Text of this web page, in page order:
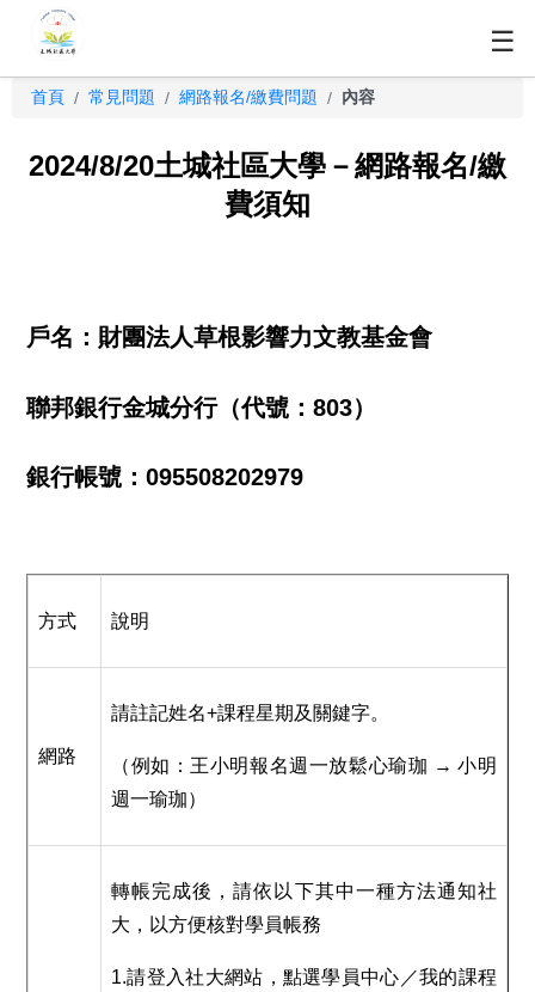
☰
首頁 / 常見問題 / 網路報名/繳費問題 / 內容
2024/8/20土城社區大學－網路報名/繳
費須知
戶名：財團法人草根影響力文教基金會
聯邦銀行金城分行（代號：803）
銀行帳號：095508202979
方式 說明
網路
請註記姓名+課程星期及關鍵字。
（例如：王小明報名週一放鬆心瑜珈 → 小明
週一瑜珈）
轉帳完成後，請依以下其中一種方法通知社
大，以方便核對學員帳務
1.請登入社大網站，點選學員中心／我的課程